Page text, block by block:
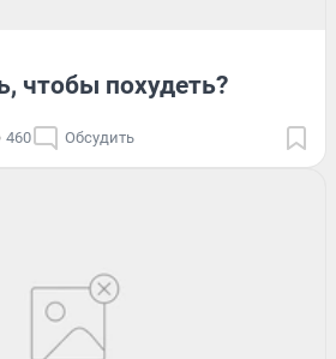
чтобы похудеть?
460 Обсудить